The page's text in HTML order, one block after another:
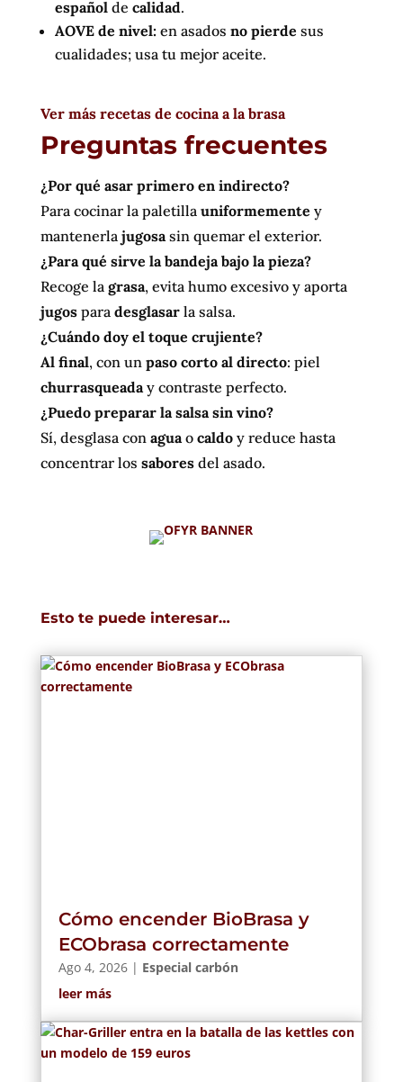
españolde calidad.
AOVE de nivel: en asados no pierde sus
cualidades; usa tu mejor aceite.
Ver más recetas de cocina a la brasa
Preguntas frecuentes
¿Por qué asar primero en indirecto?
Para cocinar la paletilla uniformemente y
mantenerla jugosasin quemar el exterior.
¿Para qué sirve la bandeja bajo la pieza?
Recoge la grasa, evita humo excesivo y aporta
jugospara desglasarla salsa.
¿Cuándo doy el toque crujiente?
Al final, con un paso corto al directo: piel
churrasqueaday contraste perfecto.
¿Puedo preparar la salsa sin vino?
Sí, desglasa con aguao caldoy reduce hasta
concentrar los saboresdel asado.
Esto te puede interesar…
Cómo encender BioBrasa y
ECObrasa correctamente
Ago 4, 2026| Especial carbón
leer más